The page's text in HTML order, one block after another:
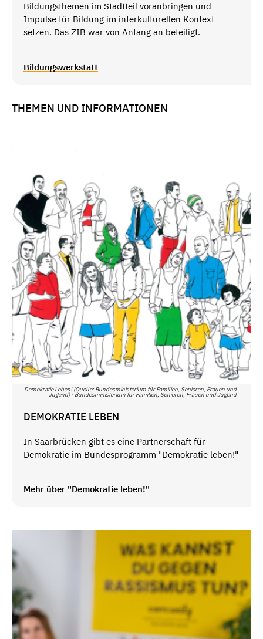
Bildungsthemen im Stadtteil voranbringen und
Impulse für Bildung im interkulturellen Kontext
setzen. Das ZIB war von Anfang an beteiligt.
Bildungswerkstatt
THEMEN UND INFORMATIONEN
Demokratie Leben! (Quelle: Bundesministerium für Familien, Senioren, Frauen und
Jugend) - Bundesministerium für Familien, Senioren, Frauen und Jugend
DEMOKRATIE LEBEN
In Saarbrücken gibt es eine Partnerschaft für
Demokratie im Bundesprogramm "Demokratie leben!"
Mehr über "Demokratie leben!"